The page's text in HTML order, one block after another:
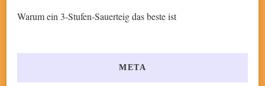
Warum ein 3-Stufen-Sauerteig das beste ist
META